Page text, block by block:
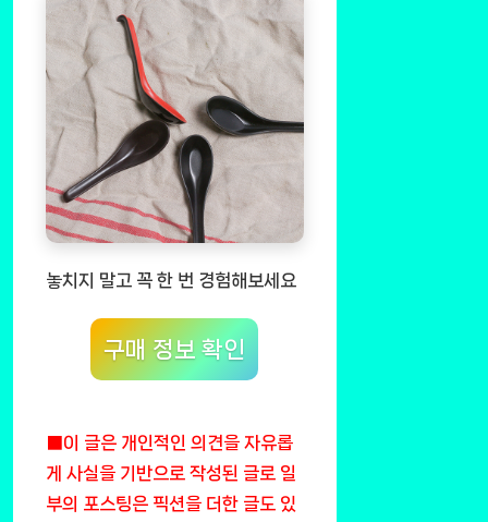
놓치지 말고 꼭 한 번 경험해보세요
구매 정보 확인
■이 글은 개인적인 의견을 자유롭
게 사실을 기반으로 작성된 글로 일
부의 포스팅은 픽션을 더한 글도 있